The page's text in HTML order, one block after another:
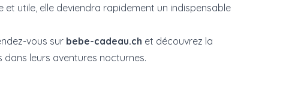
et utile, elle deviendra rapidement un indispensable
vous sur bebe-cadeau.ch et découvrez la
leurs aventures nocturnes.